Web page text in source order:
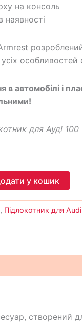
на консоль
наявності
особливостей
в автомобілі і
для Ауді 100
у кошик
, Підлокотник для
створений